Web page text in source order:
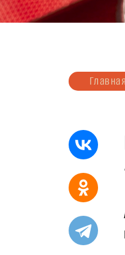
Главная